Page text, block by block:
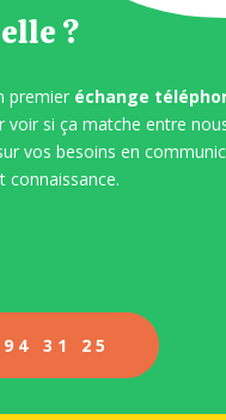
?
premier échange
voir si ça matche entre
vos besoins en
connaissance.
31 25